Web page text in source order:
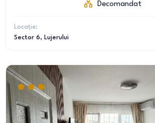
Decomandat
Locație:
Sector 6, Lujerului